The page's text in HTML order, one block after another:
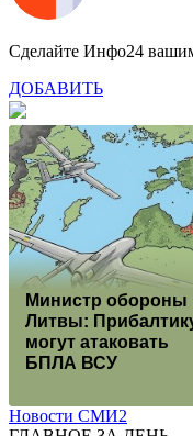
Сделайте Инфо24
ДОБАВИТЬ
Министр обороны
Литвы:
могут атаковать
БПЛА ВСУ
Новости СМИ2